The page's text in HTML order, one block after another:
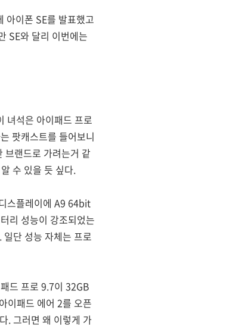
아이폰 SE를 발표했고
SE와 달리 이번에는
녀석은 아이패드 프로
팟캐스트를 들어보니
브랜드로 가려는거 같
수 있을 듯 싶다.
스플레이에 A9 64bit
리 성능이 강조되었는
단 성능 자체는 프로
드 프로 9.7이 32GB
이패드 에어 2를 오픈
. 그러면 왜 이렇게 가